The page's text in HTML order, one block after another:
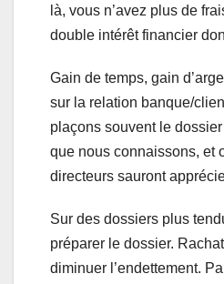
là, vous n’avez plus de
double intérêt financier
Gain de temps, gain
sur la relation banque/
plaçons souvent le
que nous connaissons, et
directeurs sauront
Sur des dossiers plus
préparer le dossier.
diminuer l’endettement.